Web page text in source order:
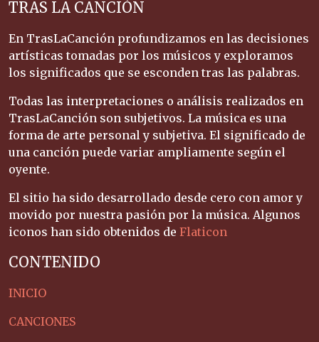
TRAS LA CANCIÓN
En TrasLaCanción profundizamos en las decisiones
artísticas tomadas por los músicos y exploramos
los significados que se esconden tras las palabras.
Todas las interpretaciones o análisis realizados en
TrasLaCanción son subjetivos. La música es una
forma de arte personal y subjetiva. El significado de
una canción puede variar ampliamente según el
oyente.
El sitio ha sido desarrollado desde cero con amor y
movido por nuestra pasión por la música. Algunos
iconos han sido obtenidos de Flaticon
CONTENIDO
INICIO
CANCIONES